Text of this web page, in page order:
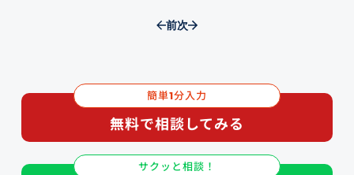
前次
簡単1分入力
無料で相談してみる
サクッと相談！